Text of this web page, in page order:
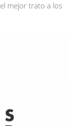
mejor trato a los